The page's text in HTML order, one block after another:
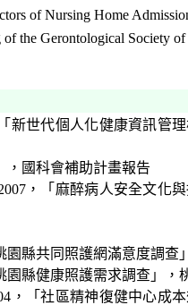
of Nursing Home
the Gerontological Society
新世代個人化健康資訊管
，國科會補助計畫報告
，「麻醉病人安全文化
園縣共同照護網滿意度調查
園縣健康照護需求調查」，
，「社區精神復健中心成